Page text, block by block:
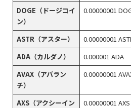
DOGE（ドージコイ
ン）
0.00000001
ASTR（アスター） 0.00000001
ADA（カルダノ）
0.000001 ADA
AVAX（アバラン
チ）
0.00000001
AXS（アクシーイン
0.00000001 AXS